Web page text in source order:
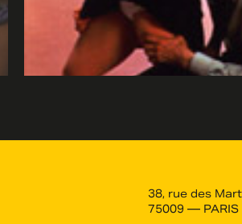
38, rue des
75009 — PARIS